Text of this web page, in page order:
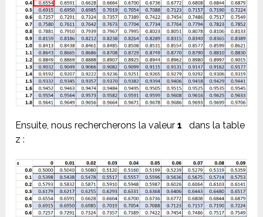
Ensuite, nous rechercherons la valeur1
dans la table
z :